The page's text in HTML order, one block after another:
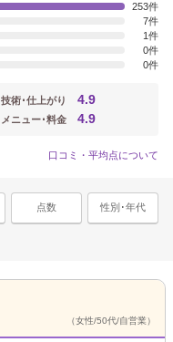
253
7
1
0
0
技術･仕上がり 4.9
メニュー･料金 4.9
口コミ・平均点について
点数 性別･年代
（女性/50代/自営業）